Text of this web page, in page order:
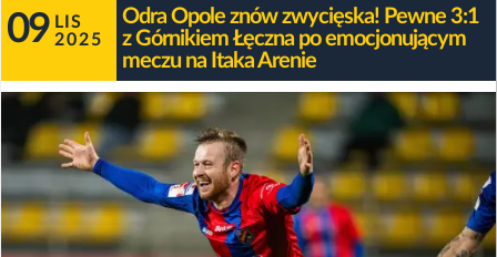
09 LIS
2025
Odra Opole znów zwycięska! Pewne 3:1
z Górnikiem Łęczna po emocjonującym
meczu na Itaka Arenie